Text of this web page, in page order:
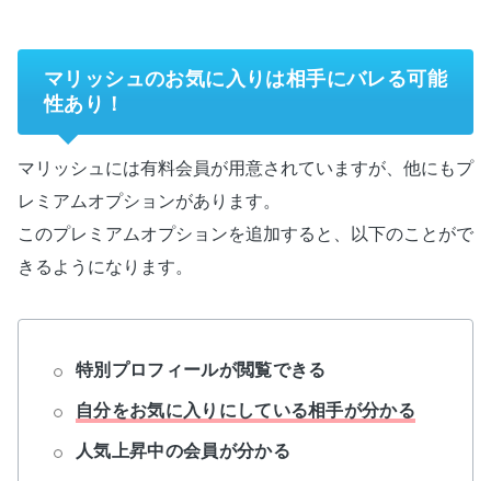
マリッシュのお気に入りは相手にバレる可能
性あり！
マリッシュには有料会員が用意されていますが、他にもプ
レミアムオプションがあります。
このプレミアムオプションを追加すると、以下のことがで
きるようになります。
特別プロフィールが閲覧できる
自分をお気に入りにしている相手が分かる
人気上昇中の会員が分かる